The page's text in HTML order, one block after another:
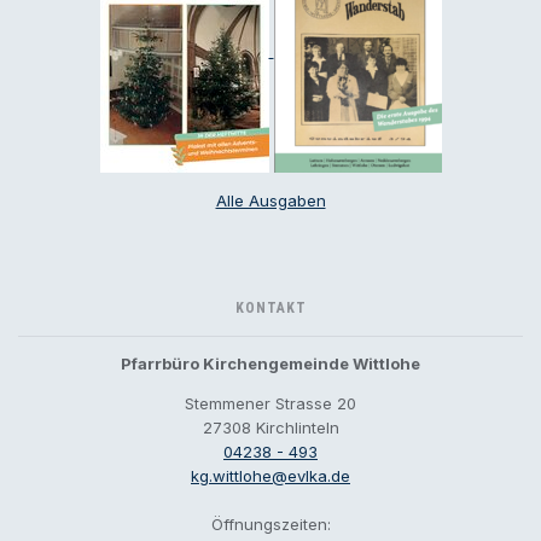
Alle Ausgaben
KONTAKT
Pfarrbüro Kirchengemeinde Wittlohe
Stemmener Strasse 20
27308 Kirchlinteln
04238 - 493
kg.wittlohe@evlka.de
Öffnungszeiten: